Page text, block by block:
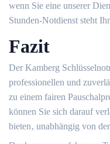
wenn Sie eine unserer
Stunden-Notdienst steht
Fazit
Der Kamberg
professionellen und
zu einem fairen
können Sie sich darauf
bieten‚ unabhängig von